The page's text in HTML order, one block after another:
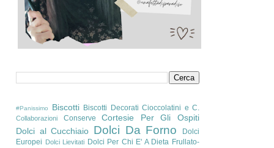
#Panissimo Biscotti Biscotti Decorati Cioccolatini e C.
Collaborazioni Conserve
Cortesie Per Gli Ospiti
Dolci al Cucchiaio Dolci Da Forno
Dolci
Europei Dolci Lievitati Dolci Per Chi E' A Dieta Frullato-